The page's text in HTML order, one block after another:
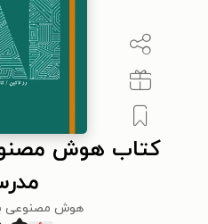
کتاب هوش
هوش مصنوعی